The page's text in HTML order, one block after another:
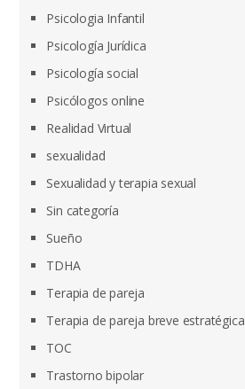
Psicologia Infantil
Psicología Jurídica
Psicología social
Psicólogos online
Realidad Virtual
sexualidad
Sexualidad y terapia sexual
Sin categoría
Sueño
TDHA
Terapia de pareja
Terapia de pareja breve estratégica
TOC
Trastorno bipolar